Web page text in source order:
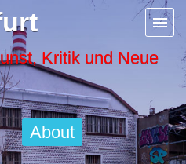
Kritik und Neue
About